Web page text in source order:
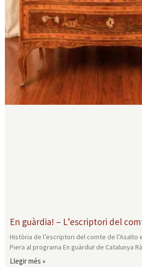
En guàrdia! – L’escriptori del
Història de l’escriptori del comte de l’Asalto
Piera al programa En guàrdia! de Catalunya
Llegir més »